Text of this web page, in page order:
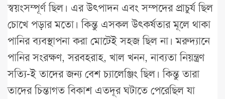
স্বয়ংসম্পূর্ণ ছিল। এর উৎপাদন এবং সম্পদের প্রাচুর্য ছিল
চোখে পড়ার মতো। কিন্তু এসকল উৎকর্ষতার মূলে থাকা
পানির ব্যবস্থাপনা করা মোটেই সহজ ছিল না। মরুদ্যানে
পানির সংরক্ষণ, সরবহরাহ, খাল খনন, নাব্যতা নিয়ন্ত্রণ
সত্যি-ই তাদের জন্য বেশ চ্যালেঞ্জিং ছিল। কিন্তু তারা
তাদের চিন্তাগত বিকাশ এতদূর ঘটাতে পেরেছিল যা